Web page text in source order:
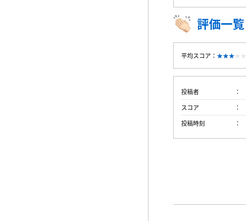
評価一覧
平均スコア：
投稿者
スコア
投稿時刻